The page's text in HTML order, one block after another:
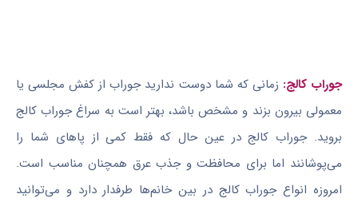
جوراب کالج: زمانی که شما دوست ندارید جوراب از کفش مجلسی یا
معمولی بیرون بزند و مشخص باشد، بهتر است به سراغ جوراب کالج
بروید. جوراب کالج در عین حال که فقط کمی از پاهای شما را
می‌پوشانند اما برای محافظت و جذب عرق همچنان مناسب است.
امروزه انواع جوراب کالج در بین خانم‌ها طرفدار دارد و می‌توانید